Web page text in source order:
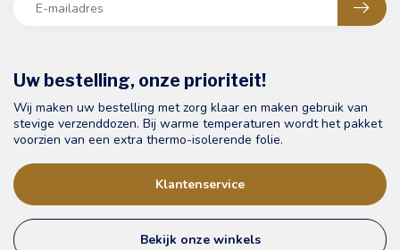
Uw bestelling, onze prioriteit!
Wij maken uw bestelling met zorg klaar en maken gebruik van
stevige verzenddozen. Bij warme temperaturen wordt het pakket
voorzien van een extra thermo-isolerende folie.
Klantenservice
Bekijk onze winkels